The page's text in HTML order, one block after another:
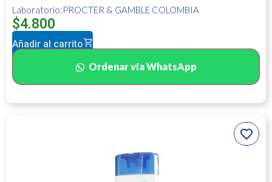
Laboratorio:PROCTER & GAMBLE COLOMBIA
$4.800
Añadir al carrito
Ordenar vía WhatsApp